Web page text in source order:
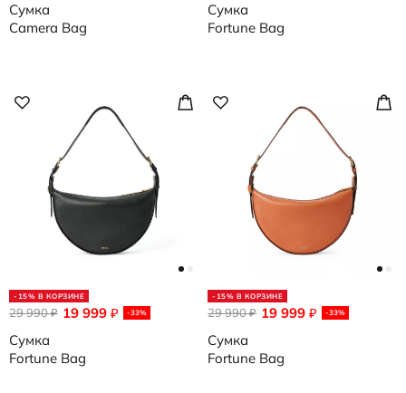
Сумка
Camera Bag
Сумка
Fortune Bag
-15% В КОРЗИНЕ
19 999 ₽ -33%
29 990₽
Сумка
Fortune Bag
-15% В КОРЗИНЕ
19 999 ₽ -33%
29 990₽
Сумка
Fortune Bag